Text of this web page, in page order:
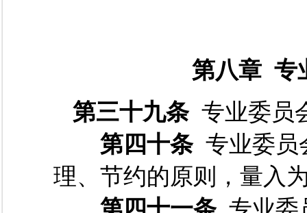
第八章 专
第三十九条 专业委员
第四十条专业委员
理、节约的原则，量入